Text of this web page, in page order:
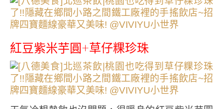
紅豆紫米芋圓+草仔粿珍珠